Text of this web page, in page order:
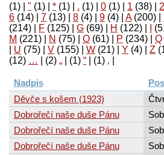
(1) " (1) * (1) . (1) 0 (1) 1 (38) 2
6 (14) 7 (13) 8 (4) 9 (4) A(200)
(214)
F (125) G (69) H (122)
M (221) N (75) O (61) P (234) Q
U (75) V (155) W (21) Y (4) Z
‚
(1)
“
(1)
„
(2)
…
(12)
Nadpis
Děvče s košem (1923)
Dobrořečí naše duše Pánu
Dobrořečí naše duše Pánu
Dobrořečí naše duše Pánu